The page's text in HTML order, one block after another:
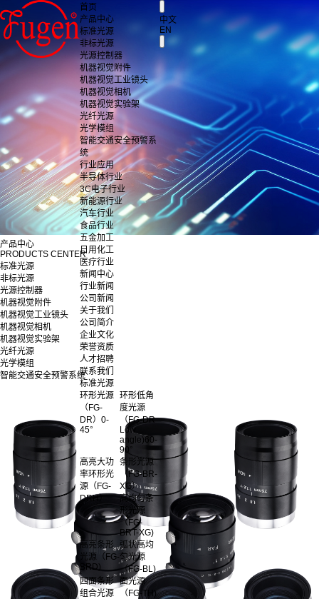
首页
产品中心
标准光源
非标光源
光源控制器
机器视觉附件
机器视觉工业镜头
机器视觉相机
机器视觉实验架
光纤光源
光学模组
智能交通安全预警系
统
行业应用
半导体行业
3C电子行业
新能源行业
汽车行业
食品行业
五金加工
日用化工
医疗行业
新闻中心
行业新闻
公司新闻
关于我们
公司简介
企业文化
荣誉资质
人才招聘
联系我们
标准光源
环形光源
（FG-
DR）0-
45°
环形低角
度光源
（FG-DR
Low
angle)60-
90°
高亮大功
率环形光
源（FG-
DRH）
条形光源
（FG-BR-
XG）
高均匀条
形光源
（FG-
BRT-XG)
高亮条形
光源（FG-
BRD)
弧状高均
匀光源
（FG-BL)
四面条形
组合光源
面光源
（FG-TH)
中文
EN
产品中心
PRODUCTS CENTER
标准光源
非标光源
光源控制器
机器视觉附件
机器视觉工业镜头
机器视觉相机
机器视觉实验架
光纤光源
光学模组
智能交通安全预警系统